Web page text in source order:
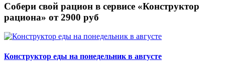
Собери свой рацион в сервисе «Конструктор
рациона» от 2900 руб
Конструктор еды на понедельник в августе